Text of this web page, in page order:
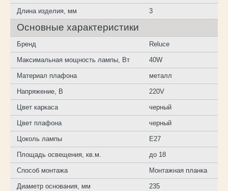
Длина изделия, мм 3
Основные характеристики
Бренд Reluce
Максимальная мощность лампы, Вт 40W
Материал плафона металл
Напряжение, В 220V
Цвет каркаса черный
Цвет плафона черный
Цоколь лампы E27
Площадь освещения, кв.м. до 18
Способ монтажа Монтажная планка
Диаметр основания, мм 235